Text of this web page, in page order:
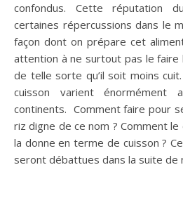
confondus. Cette réputation
certaines répercussions dans le
façon dont on prépare cet
attention à ne surtout pas le faire
de telle sorte qu’il soit moins
cuisson varient énormément
continents. Comment faire pour
riz digne de ce nom ? Comment
la donne en terme de cuisson ?
seront débattues dans la suite de